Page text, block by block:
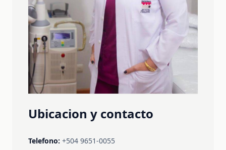
Ubicacion y contacto
Telefono: +504 9651-0055